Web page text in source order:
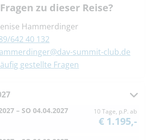
zu dieser Reise?
Hammerdinger
642 40 132
summit-club.de
gestellte Fragen
– SO 04.04.2027 10 Tage, p.P. ab
€ 1.195,-